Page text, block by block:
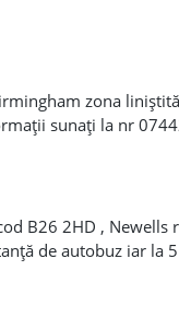
zona
sunați la nr
B26 2HD , Newells
de autobuz iar la
acceptăm doar